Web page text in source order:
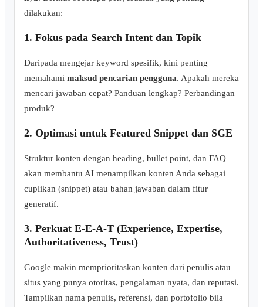
dilakukan:
1. Fokus pada Search Intent dan Topik
Daripada mengejar keyword spesifik, kini penting
memahami maksud pencarian pengguna. Apakah mereka
mencari jawaban cepat? Panduan lengkap? Perbandingan
produk?
2. Optimasi untuk Featured Snippet dan SGE
Struktur konten dengan heading, bullet point, dan FAQ
akan membantu AI menampilkan konten Anda sebagai
cuplikan (snippet) atau bahan jawaban dalam fitur
generatif.
3. Perkuat E-E-A-T (Experience, Expertise,
Authoritativeness, Trust)
Google makin memprioritaskan konten dari penulis atau
situs yang punya otoritas, pengalaman nyata, dan reputasi.
Tampilkan nama penulis, referensi, dan portofolio bila